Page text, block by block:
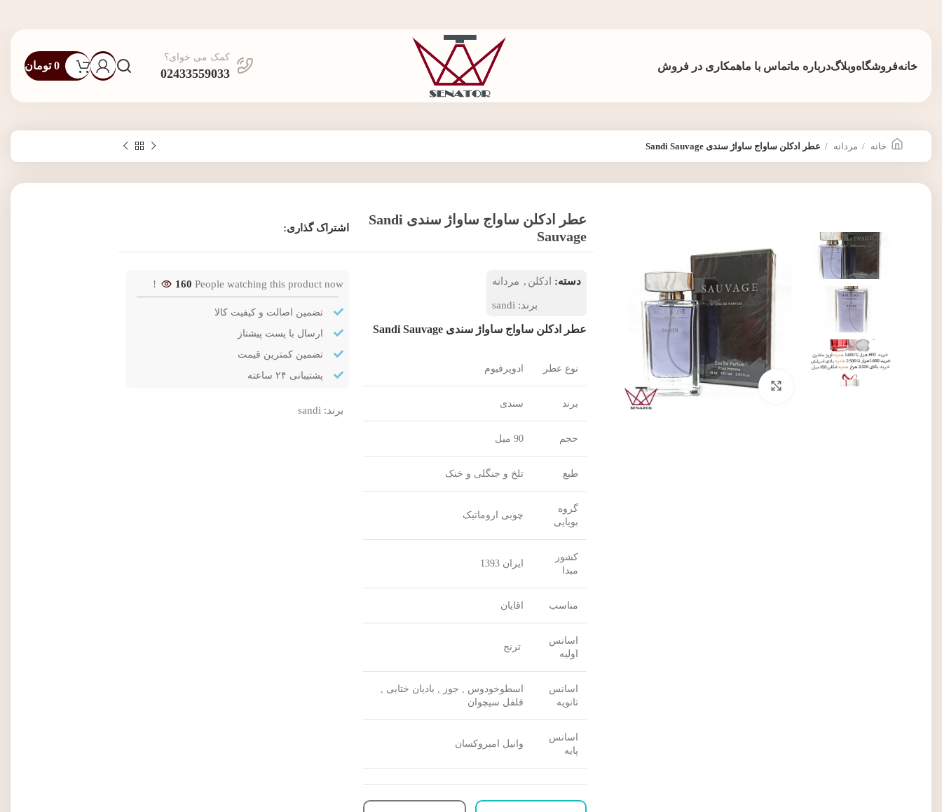
خانهفروشگاهوبلاگدرباره ماتماس با ماهمکاری در فروش
کمک می خوای؟
02433559033
0 تومان
خانه مردانه عطر ادکلن ساواج ساواژ سندی Sandi Sauvage
برای بزرگنمایی کلیک کنید
عطر ادکلن ساواج ساواژ سندی Sandi
Sauvage
اشتراک گذاری:
دسته: ادکلن , مردانه
برند: sandi
عطر ادکلن ساواج ساواژ سندی Sandi Sauvage
نوع عطر ادوپرفیوم
برند سندی
حجم 90 میل
طبع تلخ و جنگلی و خنک
گروه
بویایی
چوبی اروماتیک
کشور
مبدا
ایران 1393
مناسب اقایان
اسانس
اولیه
ترنج
اسانس
تانویه
اسطوخودوس , جوز , بادیان ختایی ,
فلفل سیچوان
اسانس
پایه
وانیل امبروکسان
160 People watching this product now!
تضمین اصالت و کیفیت کالا
ارسال با پست پیشتاز
تضمین کمترین قیمت
پشتیبانی ۲۴ ساعته
برند: sandi